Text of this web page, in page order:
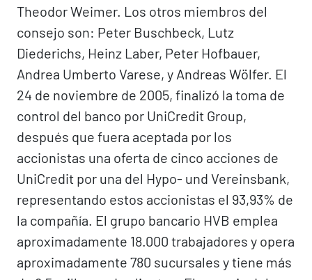
Theodor Weimer. Los otros miembros del
consejo son: Peter Buschbeck, Lutz
Diederichs, Heinz Laber, Peter Hofbauer,
Andrea Umberto Varese, y Andreas Wölfer. El
24 de noviembre de 2005, finalizó la toma de
control del banco por UniCredit Group,
después que fuera aceptada por los
accionistas una oferta de cinco acciones de
UniCredit por una del Hypo- und Vereinsbank,
representando estos accionistas el 93,93% de
la compañía. El grupo bancario HVB emplea
aproximadamente 18.000 trabajadores y opera
aproximadamente 780 sucursales y tiene más